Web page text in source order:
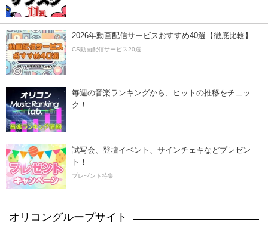
2026年動画配信サービスおすすめ40選【徹底比較】
CS動画配信サービス20選
毎週の音楽ランキングから、ヒットの推移をチェッ
ク！
試写会、登壇イベント、サインチェキなどプレゼン
ト！
プレゼント特集
オリコングループサイト